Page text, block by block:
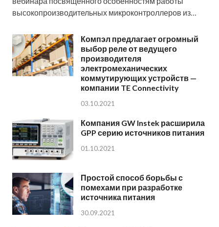
высокопроизводительных микроконтроллеров из…
Компэл предлагает огромный
выбор реле от ведущего
производителя
электромеханических
коммутирующих устройств —
компании TE Connectivity
03.10.2021
Компания GW Instek расширила
GPP серию источников питания
01.10.2021
Простой способ борьбы с
помехами при разработке
источника питания
30.09.2021